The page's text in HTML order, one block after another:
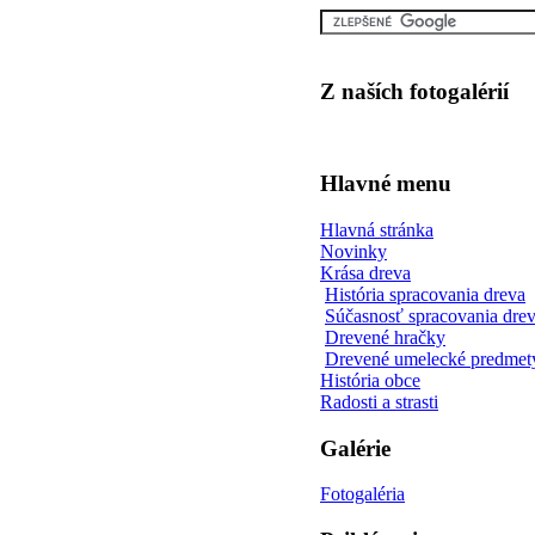
Z naších fotogalérií
Hlavné menu
Hlavná stránka
Novinky
Krása dreva
História spracovania dreva
Súčasnosť spracovania
Drevené hračky
Drevené umelecké
História obce
Radosti a strasti
Galérie
Fotogaléria